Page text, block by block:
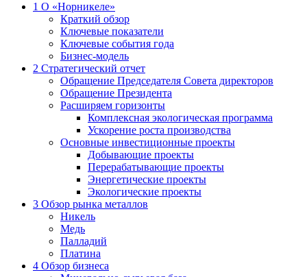
1 О «Норникеле»
Краткий обзор
Ключевые показатели
Ключевые события года
Бизнес-модель
2 Стратегический отчет
Обращение Председателя Совета директоров
Обращение Президента
Расширяем горизонты
Комплексная экологическая программа
Ускорение роста производства
Основные инвестиционные проекты
Добывающие проекты
Перерабатывающие проекты
Энергетические проекты
Экологические проекты
3 Обзор рынка металлов
Никель
Медь
Палладий
Платина
4 Обзор бизнеса